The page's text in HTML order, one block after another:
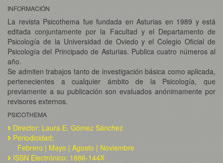
INFORMACIÓN
La revista Psicothema fue fundada en Asturias en 1989 y está
editada conjuntamente por la Facultad y el Departamento de
Psicología de la Universidad de Oviedo y el Colegio Oficial de
Psicología del Principado de Asturias. Publica cuatro números al
año.
Se admiten trabajos tanto de investigación básica como aplicada,
pertenecientes a cualquier ámbito de la Psicología, que
previamente a su publicación son evaluados anónimamente por
revisores externos.
PSICOTHEMA
Director: Laura E. Gómez Sánchez
Periodicidad:
Febrero | Mayo | Agosto | Noviembre
ISSN Electrónico: 1886-144X